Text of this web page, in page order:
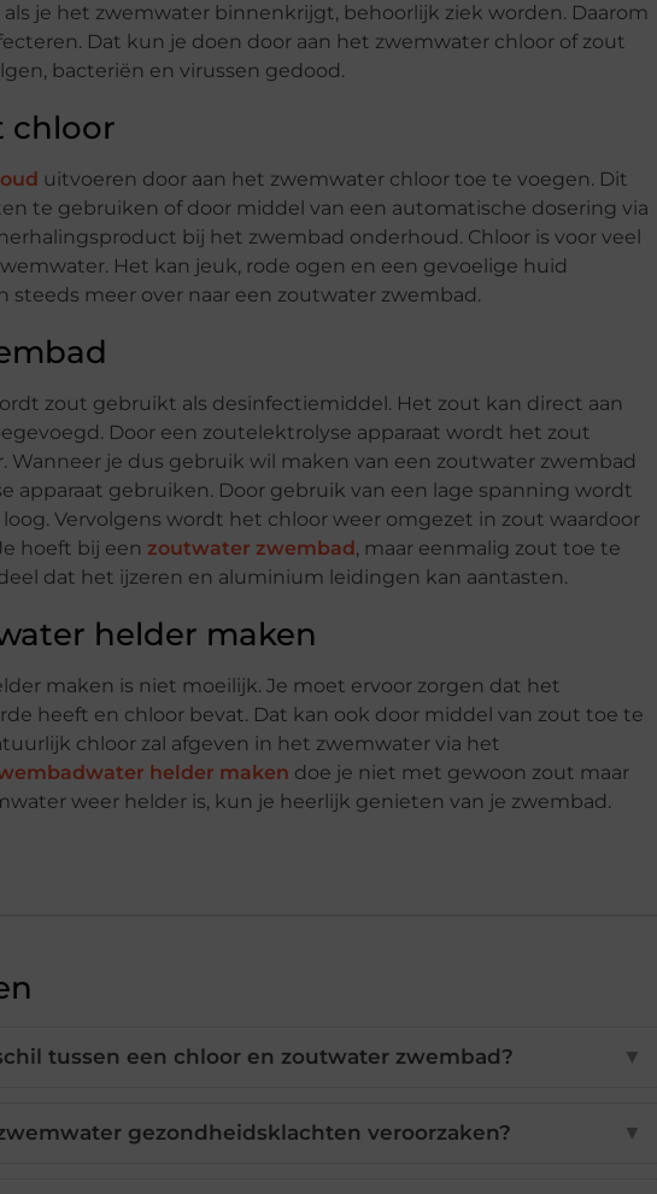
je het zwemwater binnenkrijgt, behoorlijk ziek worden. Daarom
Dat kun je doen door aan het zwemwater chloor of zout
bacteriën en virussen gedood.
chloor
uitvoeren door aan het zwemwater chloor toe te voegen. Dit
te gebruiken of door middel van een automatische dosering via
bij het zwembad onderhoud. Chloor is voor veel
Het kan jeuk, rode ogen en een gevoelige huid
steeds meer over naar een zoutwater zwembad.
zout gebruikt als desinfectiemiddel. Het zout kan direct aan
Door een zoutelektrolyse apparaat wordt het zout
Wanneer je dus gebruik wil maken van een zoutwater zwembad
apparaat gebruiken. Door gebruik van een lage spanning wordt
Vervolgens wordt het chloor weer omgezet in zout waardoor
hoeft bij een zoutwater zwembad , maar eenmalig zout toe te
dat het ijzeren en aluminium leidingen kan aantasten.
helder maken
maken is niet moeilijk. Je moet ervoor zorgen dat het
heeft en chloor bevat. Dat kan ook door middel van zout toe te
chloor zal afgeven in het zwemwater via het
helder maken doe je niet met gewoon zout maar
weer helder is, kun je heerlijk genieten van je zwembad.
tussen een chloor en zoutwater zwembad? ▼
gezondheidsklachten veroorzaken? ▼